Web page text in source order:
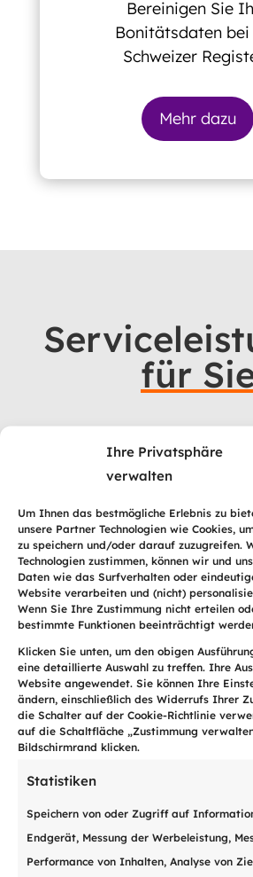
Ihre Privatsphäre
verwalten
Um Ihnen das bestmögliche Erlebnis zu
unsere Partner Technologien wie Cookies,
zu speichern und/oder darauf zuzugreifen.
Technologien zustimmen, können wir und
Daten wie das Surfverhalten oder
Website verarbeiten und (nicht)
Wenn Sie Ihre Zustimmung nicht erteilen
bestimmte Funktionen beeinträchtigt
Klicken Sie unten, um den obigen
eine detaillierte Auswahl zu treffen. Ihre
Website angewendet. Sie können Ihre
ändern, einschließlich des Widerrufs Ihrer
die Schalter auf der Cookie-Richtlinie
auf die Schaltfläche „Zustimmung
Bildschirmrand klicken.
Statistiken
Speichern von oder Zugriff auf
Endgerät, Messung der Werbeleistung,
Performance von Inhalten, Analyse von
Bereinigen Sie
Bonitätsdaten bei
Schweizer
Mehr dazu
für
R
Begleiten Sie sich
Jetzt